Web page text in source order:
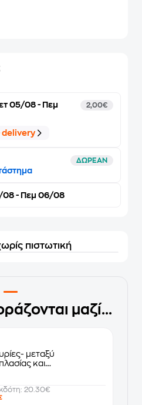
05/08 - Πεμ
2,00€
delivery
ΔΩΡΕΑΝ
08 - Πεμ 06/08
πιστωτική
μαζί...
μεταξύ
και
20.30€